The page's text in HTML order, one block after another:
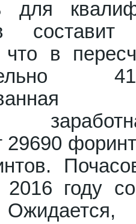
для
что в
29690
году